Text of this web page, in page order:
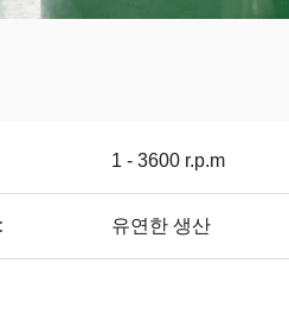
1 - 3600 r.p.m
유연한 생산